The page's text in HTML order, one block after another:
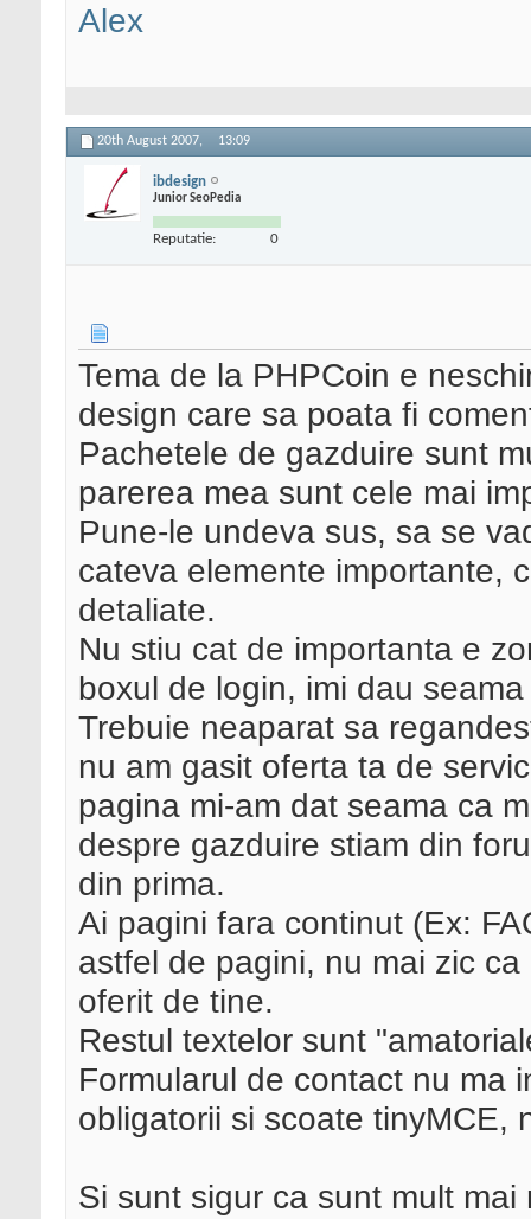
Alex
20th August 2007, 13:09
ibdesign
Junior SeoPedia
Reputatie: 0
Tema de la PHPCoin e
design care sa poata fi
Pachetele de gazduire sunt
parerea mea sunt cele mai
Pune-le undeva sus, sa se
cateva elemente importante,
detaliate.
Nu stiu cat de importanta e
boxul de login, imi dau
Trebuie neaparat sa
nu am gasit oferta ta de
pagina mi-am dat seama ca
despre gazduire stiam din
din prima.
Ai pagini fara continut (Ex:
astfel de pagini, nu mai zic
oferit de tine.
Restul textelor sunt
Formularul de contact nu ma
obligatorii si scoate tinyMCE,
Si sunt sigur ca sunt mult